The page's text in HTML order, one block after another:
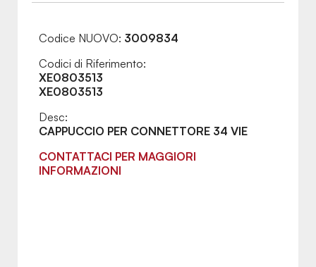
Codice NUOVO: 3009834
Codici di Riferimento:
XE0803513
XE0803513
Desc:
CAPPUCCIO PER CONNETTORE 34 VIE
CONTATTACI PER MAGGIORI
INFORMAZIONI